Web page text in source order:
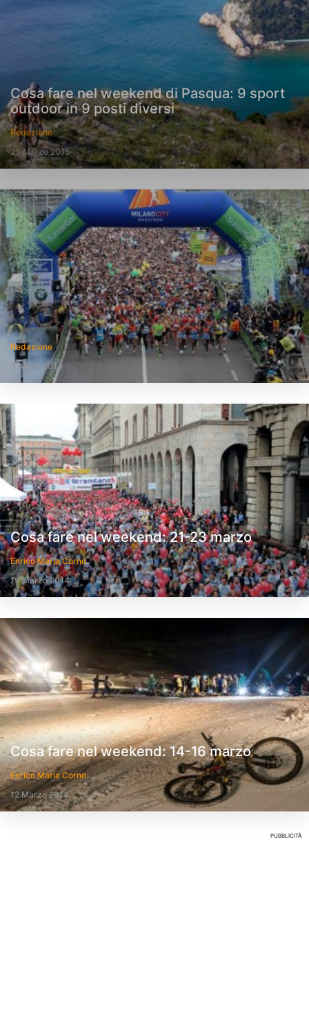
Cosa fare nel weekend di Pasqua: 9 sport
outdoor in 9 posti diversi
Redazione
23 Marzo 2015
Redazione
3 Aprile 2014
Cosa fare nel weekend: 21-23 marzo
Enrico Maria Corno
19 Marzo 2014
Cosa fare nel weekend: 14-16 marzo
Enrico Maria Corno
12 Marzo 2014
PUBBLICITÀ